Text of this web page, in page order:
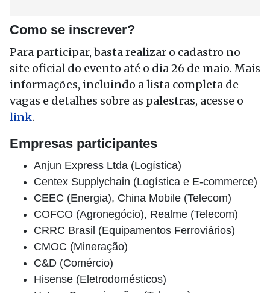
Como se inscrever?
Para participar, basta realizar o cadastro no
site oficial do evento até o dia 26 de maio. Mais
informações, incluindo a lista completa de
vagas e detalhes sobre as palestras, acesse o
link.
Empresas participantes
Anjun Express Ltda (Logística)
Centex Supplychain (Logística e E-commerce)
CEEC (Energia), China Mobile (Telecom)
COFCO (Agronegócio), Realme (Telecom)
CRRC Brasil (Equipamentos Ferroviários)
CMOC (Mineração)
C&D (Comércio)
Hisense (Eletrodomésticos)